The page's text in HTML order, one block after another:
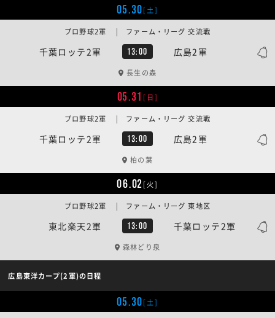
05.30[土]
千葉ロッテ2軍 13:00 広島2軍
プロ野球2軍 | ファーム・リーグ 交流戦
長生の森
05.31 [日]
千葉ロッテ2軍 13:00 広島2軍
プロ野球2軍 | ファーム・リーグ 交流戦
柏の葉
06.02[火]
東北楽天2軍 13:00 千葉ロッテ2軍
プロ野球2軍 | ファーム・リーグ 東地区
森林どり泉
広島東洋カープ(2軍)の日程
05.30[土]